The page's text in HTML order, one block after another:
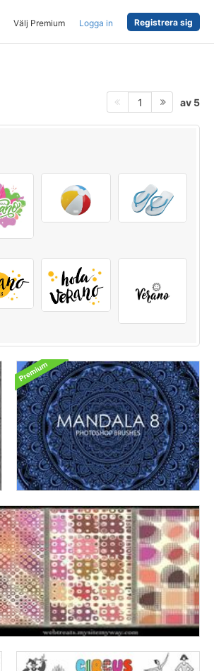
Välj Premium Logga in Registrera sig
1 av 5